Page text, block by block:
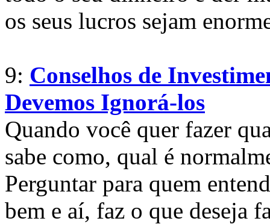
os seus lucros sejam
9: Conselhos de
Devemos Ignorá-los
Quando você quer fazer
sabe como, qual é
Perguntar para quem
bem e aí, faz o que deseja